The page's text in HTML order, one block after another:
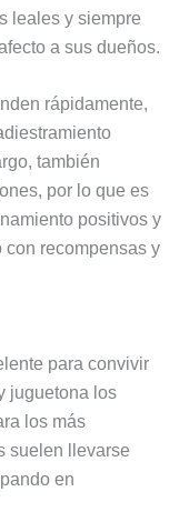
leales y siempre
a sus dueños.
rápidamente,
también
por lo que es
positivos y
con recompensas y
para convivir
juguetona los
los más
suelen llevarse
en